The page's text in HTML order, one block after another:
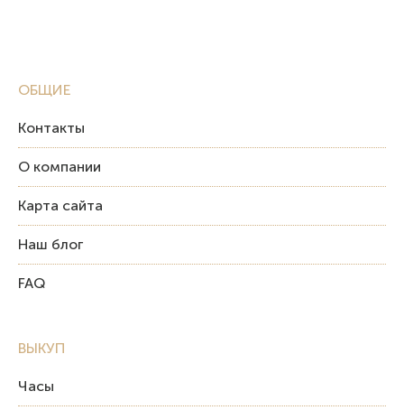
ОБЩИЕ
Контакты
О компании
Карта сайта
Наш блог
FAQ
ВЫКУП
Часы